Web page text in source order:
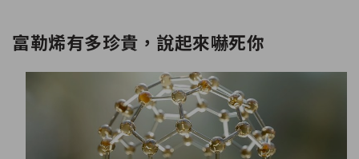
富勒烯有多珍貴，說起來嚇死你